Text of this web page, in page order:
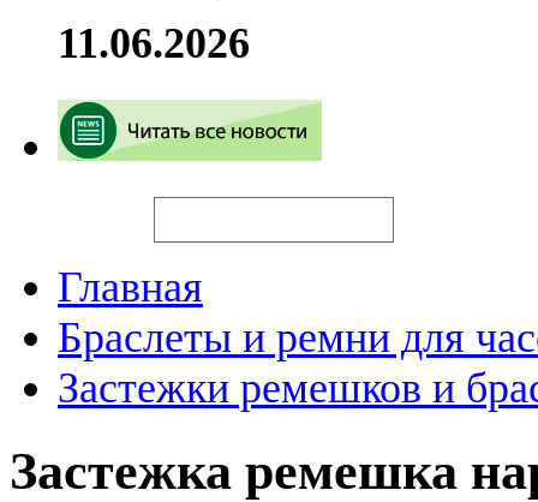
11.06.2026
Главная
Браслеты и ремни для
Застежки ремешков и
Застежка ремешка